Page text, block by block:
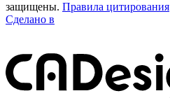
защищены. Правила цитирования
Сделано в